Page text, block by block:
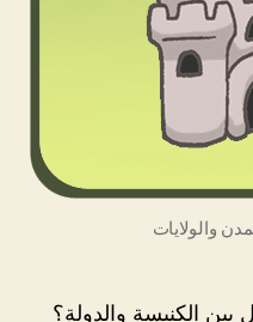
الكنيسة والدولة؟